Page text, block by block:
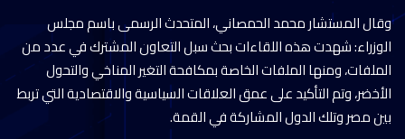
وقال المستشار محمد الحمصاني، المتحدث الرسمى باسم مجلس
الوزراء: شهدت هذه اللقاءات بحث سبل التعاون المشترك في عدد من
الملفات، ومنها الملفات الخاصة بمكافحة التغير المناخي والتحول
الأخضر، وتم التأكيد على عمق العلاقات السياسية والاقتصادية التي تربط
بين مصر وتلك الدول المشاركة في القمة.